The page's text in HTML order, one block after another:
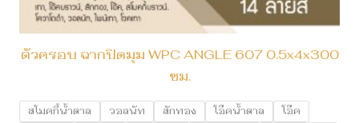
ตัวครอบ ฉากปิดมุม WPC ANGLE 607 0.5x4x300
ซม.
สโมคกี้น้ำตาล วอลนัท สักทอง โอ๊คน้ำตาล
โอ๊ค